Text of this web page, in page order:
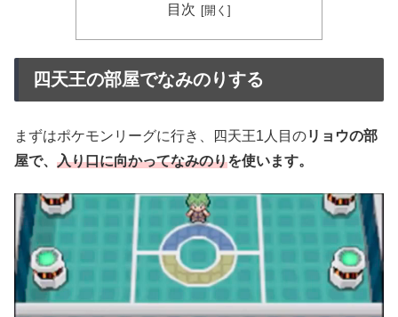
目次
四天王の部屋でなみのりする
まずはポケモンリーグに行き、四天王1人目のリョウの部
屋で、 入り口に向かってなみのりを使います。